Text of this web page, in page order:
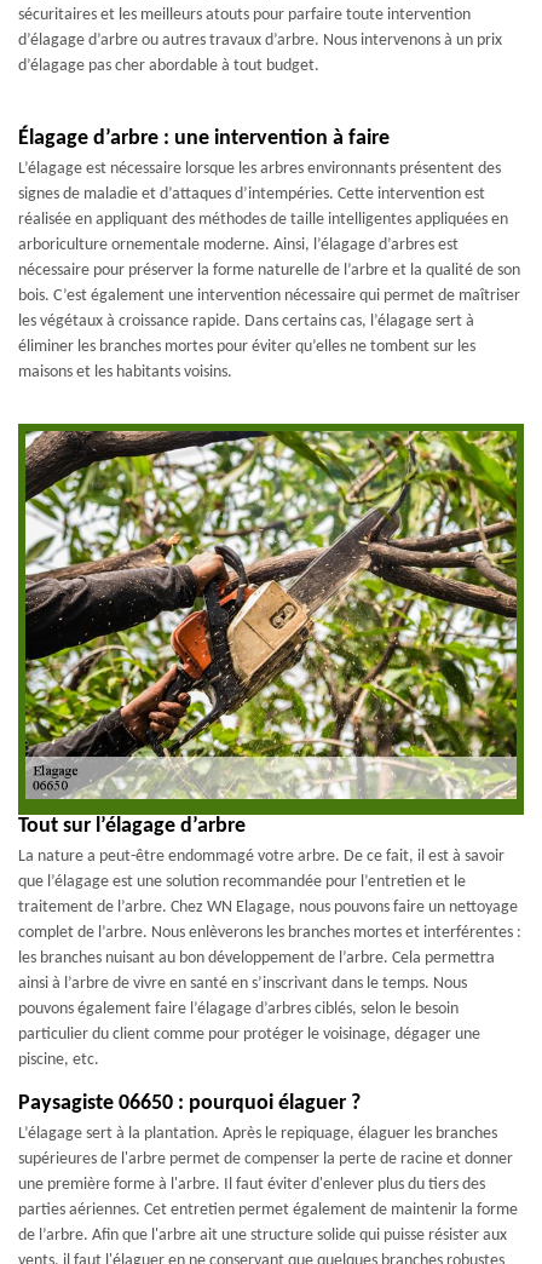
sécuritaires et les meilleurs atouts pour parfaire toute intervention
d’élagage d’arbre ou autres travaux d’arbre. Nous intervenons à un prix
d’élagage pas cher abordable à tout budget.
Élagage d’arbre : une intervention à faire
L’élagage est nécessaire lorsque les arbres environnants présentent des
signes de maladie et d’attaques d’intempéries. Cette intervention est
réalisée en appliquant des méthodes de taille intelligentes appliquées en
arboriculture ornementale moderne. Ainsi, l’élagage d’arbres est
nécessaire pour préserver la forme naturelle de l’arbre et la qualité de son
bois. C’est également une intervention nécessaire qui permet de maîtriser
les végétaux à croissance rapide. Dans certains cas, l’élagage sert à
éliminer les branches mortes pour éviter qu’elles ne tombent sur les
maisons et les habitants voisins.
Tout sur l’élagage d’arbre
La nature a peut-être endommagé votre arbre. De ce fait, il est à savoir
que l’élagage est une solution recommandée pour l’entretien et le
traitement de l’arbre. Chez WN Elagage, nous pouvons faire un nettoyage
complet de l’arbre. Nous enlèverons les branches mortes et interférentes :
les branches nuisant au bon développement de l’arbre. Cela permettra
ainsi à l’arbre de vivre en santé en s’inscrivant dans le temps. Nous
pouvons également faire l’élagage d’arbres ciblés, selon le besoin
particulier du client comme pour protéger le voisinage, dégager une
piscine, etc.
Paysagiste 06650 : pourquoi élaguer ?
L’élagage sert à la plantation. Après le repiquage, élaguer les branches
supérieures de l'arbre permet de compenser la perte de racine et donner
une première forme à l'arbre. Il faut éviter d'enlever plus du tiers des
parties aériennes. Cet entretien permet également de maintenir la forme
de l’arbre. Afin que l'arbre ait une structure solide qui puisse résister aux